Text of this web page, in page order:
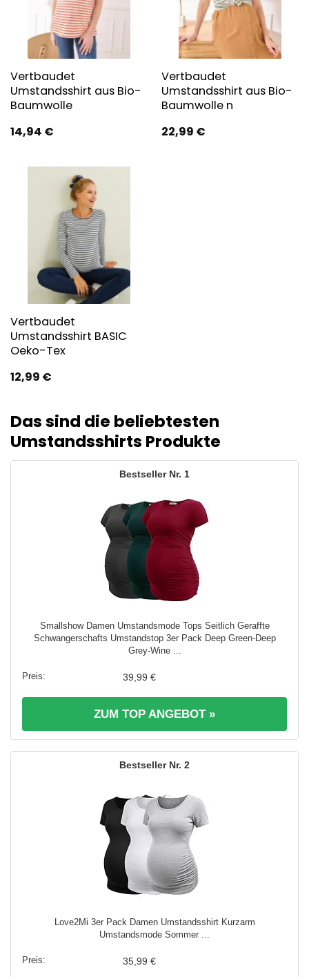
Vertbaudet
Umstandsshirt aus Bio-
Baumwolle
14,94 €
Vertbaudet
Umstandsshirt aus Bio-
Baumwolle n
22,99 €
Vertbaudet
Umstandsshirt BASIC
Oeko-Tex
12,99 €
Das sind die beliebtesten
Umstandsshirts Produkte
1
Smallshow Damen Umstandsmode Tops Seitlich Geraffte
Schwangerschafts Umstandstop 3er Pack Deep Green-Deep
Grey-Wine ...
39,99 €
ZUM TOP ANGEBOT »
2
Love2Mi 3er Pack Damen Umstandsshirt Kurzarm
Umstandsmode Sommer ...
35,99 €